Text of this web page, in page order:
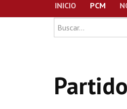
INICIO PCM
Buscar